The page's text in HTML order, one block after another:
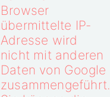
Browser
übermittelte IP-
Adresse wird
nicht mit anderen
Daten von Google
zusammengeführt.